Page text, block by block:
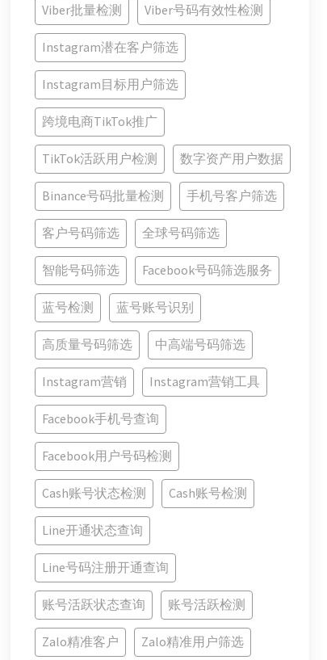
Viber批量检测 Viber号码有效性检测
Instagram潜在客户筛选
Instagram目标用户筛选
跨境电商TikTok推广
TikTok活跃用户检测 数字资产用户数据
Binance号码批量检测 手机号客户筛选
客户号码筛选 全球号码筛选
智能号码筛选 Facebook号码筛选服务
蓝号检测 蓝号账号识别
高质量号码筛选 中高端号码筛选
Instagram营销 Instagram营销工具
Facebook手机号查询
Facebook用户号码检测
Cash账号状态检测 Cash账号检测
Line开通状态查询
Line号码注册开通查询
账号活跃状态查询 账号活跃检测
Zalo精准客户 Zalo精准用户筛选